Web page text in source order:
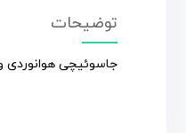
توضیحات
جاسوئیچی هوانوردی